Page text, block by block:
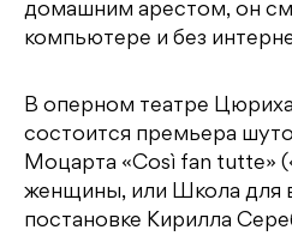
домашним арестом, он
компьютере и без
В оперном театре
состоится премьера
Моцарта «Così fan tutte»
женщины, или Школа для
постановке Кирилла